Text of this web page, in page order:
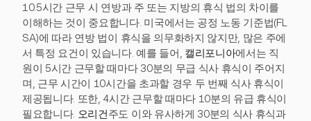
10.5시간 근무 시 연방과 주 또는 지방의 휴식 법의 차이를
이해하는 것이 중요합니다. 미국에서는 공정 노동 기준법(FL
SA)에 따라 연방 법이 휴식을 의무화하지 않지만, 많은 주에
서 특정 요건이 있습니다. 예를 들어, 캘리포니아에서는 직
원이 5시간 근무할 때마다 30분의 무급 식사 휴식이 주어지
며, 근무 시간이 10시간을 초과할 경우 두 번째 식사 휴식이
제공됩니다. 또한, 4시간 근무할 때마다 10분의 유급 휴식이
필요합니다. 오리건주도 이와 유사하게 30분의 식사 휴식과